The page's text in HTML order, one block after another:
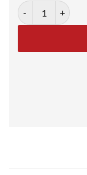
Downunder antal